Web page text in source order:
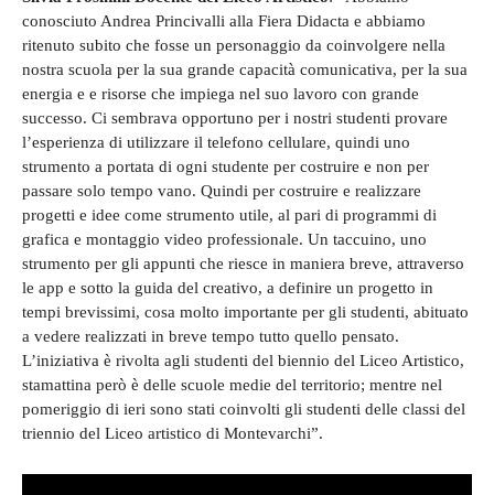
conosciuto Andrea Princivalli alla Fiera Didacta e abbiamo
ritenuto subito che fosse un personaggio da coinvolgere nella
nostra scuola per la sua grande capacità comunicativa, per la sua
energia e e risorse che impiega nel suo lavoro con grande
successo. Ci sembrava opportuno per i nostri studenti provare
l’esperienza di utilizzare il telefono cellulare, quindi uno
strumento a portata di ogni studente per costruire e non per
passare solo tempo vano. Quindi per costruire e realizzare
progetti e idee come strumento utile, al pari di programmi di
grafica e montaggio video professionale. Un taccuino, uno
strumento per gli appunti che riesce in maniera breve, attraverso
le app e sotto la guida del creativo, a definire un progetto in
tempi brevissimi, cosa molto importante per gli studenti, abituato
a vedere realizzati in breve tempo tutto quello pensato.
L’iniziativa è rivolta agli studenti del biennio del Liceo Artistico,
stamattina però è delle scuole medie del territorio; mentre nel
pomeriggio di ieri sono stati coinvolti gli studenti delle classi del
triennio del Liceo artistico di Montevarchi”.